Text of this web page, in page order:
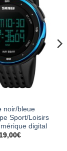
noir/bleue
Sport/Loisirs
digital
19,00€